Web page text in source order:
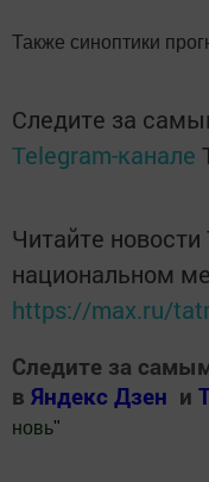
Также синоптики
Следите за
Telegram-канале
Читайте новости
национальном
https://max.ru/
Следите за
в Яндекс Дзен и
новь"